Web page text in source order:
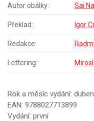
Autor obálky: Sai
Překlad: Igor
Redakce:
Lettering:
Rok a měsíc vydání:
EAN: 9788027713899
Vydání: první